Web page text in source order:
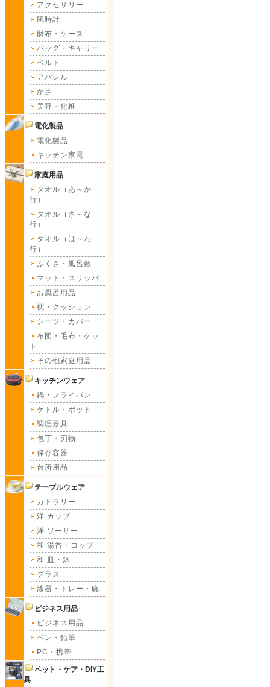
アクセサリー
腕時計
財布・ケース
バッグ・キャリー
ベルト
アパレル
かさ
美容・化粧
電化製品
電化製品
キッチン家電
家庭用品
タオル（あ～か
行）
タオル（さ～な
行）
タオル（は～わ
行）
ふくさ・風呂敷
マット・スリッパ
お風呂用品
枕・クッション
シーツ・カバー
布団・毛布・ケッ
ト
その他家庭用品
キッチンウェア
鍋・フライパン
ケトル・ポット
調理器具
包丁・刃物
保存容器
台所用品
テーブルウェア
カトラリー
洋 カップ
洋 ソーサー
和 湯呑・コップ
和 皿・鉢
グラス
漆器・トレー・碗
ビジネス用品
ビジネス用品
ペン・鉛筆
PC・携帯
ペット・ケア・DIY工
具